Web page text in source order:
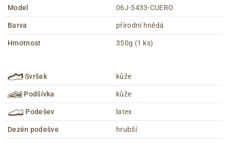
Model 06J-5433-CUERO
Barva přírodní hnědá
Hmotnost 350g (1 ks)
Svršek kůže
Podšívka kůže
Podešev latex
Dezén podešve hrubší